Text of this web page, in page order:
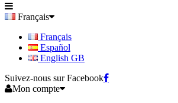
Français
Français
Español
English GB
Suivez-nous sur Facebook
Mon compte